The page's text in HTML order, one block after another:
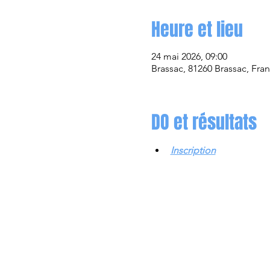
Heure et lieu
24 mai 2026, 09:00
Brassac, 81260 Brassac,
DO et résultats
Inscription